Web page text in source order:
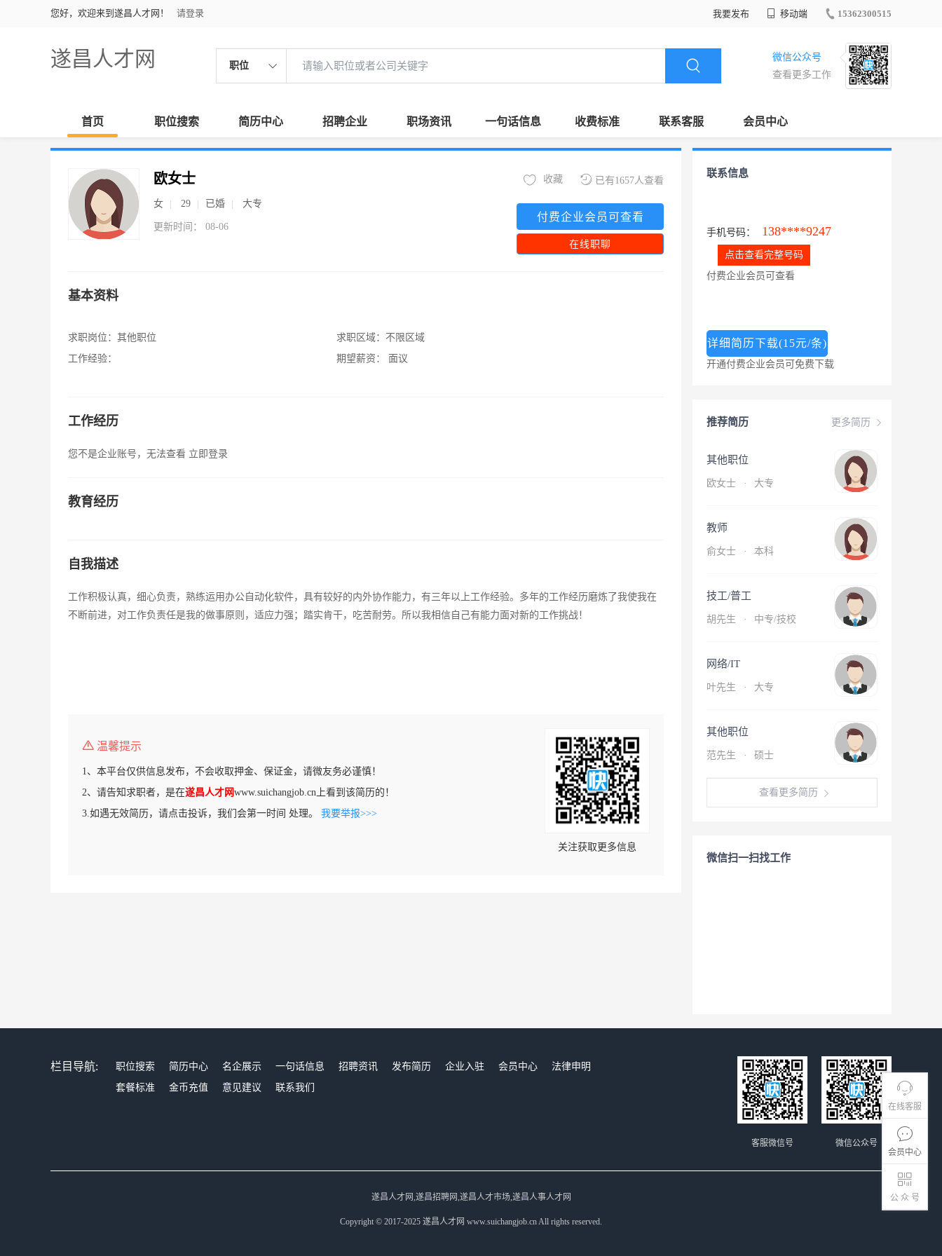
您好，欢迎来到遂昌人才网！ 请登录 我要发布 移动端 15362300515
遂昌人才网 职位
微信公众号
查看更多工作
首页 职位搜索 简历中心 招聘企业 职场资讯 一句话信息 收费标准 联系客服 会员中心
在线客服
会员中心
公 众 号
欧女士
女 29 已婚 大专
更新时间： 08-06
已有1657人查看
收藏
付费企业会员可查看
在线职聊
基本资料
求职岗位： 其他职位
工作经验：
求职区域： 不限区域
期望薪资：
面议
工作经历
您不是企业账号，无法查看 立即登录
教育经历
自我描述
工作积极认真，细心负责，熟练运用办公自动化软件，具有较好的内外协作能力，有三年以上工作经验。多年的工作经历磨炼了我使我在
不断前进，对工作负责任是我的做事原则，适应力强；踏实肯干，吃苦耐劳。所以我相信自己有能力面对新的工作挑战！
温馨提示
1、本平台仅供信息发布，不会收取押金、保证金，请微友务必谨慎！
2、请告知求职者，是在遂昌人才网www.suichangjob.cn上看到该简历的！
3.如遇无效简历，请点击投诉，我们会第一时间 处理。 我要举报>>>
关注获取更多信息
联系信息
手机号码： 138****9247
点击查看完整号码
付费企业会员可查看
详细简历下载(15元/条)
开通付费企业会员可免费下载
更多简历
推荐简历
其他职位
欧女士 · 大专
教师
俞女士 · 本科
技工/普工
胡先生 · 中专/技校
网络/IT
叶先生 · 大专
其他职位
范先生 · 硕士
查看更多简历
微信扫一扫找工作
栏目导航: 职位搜索 简历中心 名企展示 一句话信息 招聘资讯 发布简历 企业入驻 会员中心
法律申明
套餐标准
金币充值 意见建议 联系我们
微信公众号
客服微信号
遂昌人才网,遂昌招聘网,遂昌人才市场,遂昌人事人才网
Copyright © 2017-2025 遂昌人才网 www.suichangjob.cn All rights reserved.